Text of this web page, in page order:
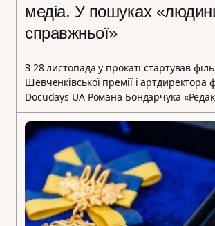
медіа. У пошуках
справжньої»
З 28 листопада у прокаті стартував
Шевченківської премії і артдиректора
Docudays UA Романа Бондарчука